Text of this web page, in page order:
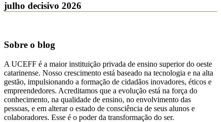
julho decisivo 2026
Sobre o blog
A UCEFF é a maior instituição privada de ensino superior do oeste
catarinense. Nosso crescimento está baseado na tecnologia e na alta
gestão, impulsionando a formação de cidadãos inovadores, éticos e
empreendedores. Acreditamos que a evolução está na força do
conhecimento, na qualidade de ensino, no envolvimento das
pessoas, e em alterar o estado de consciência de seus alunos e
colaboradores. Esse é o poder da transformação do ser.